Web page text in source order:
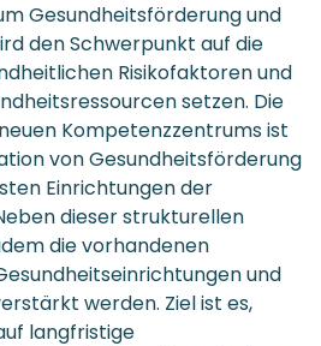
Gesundheitsförderung und
den Schwerpunkt auf die
Risikofaktoren und
setzen. Die
Kompetenzzentrums ist
von Gesundheitsförderung
Einrichtungen der
dieser strukturellen
die vorhandenen
und
werden. Ziel ist es,
langfristige